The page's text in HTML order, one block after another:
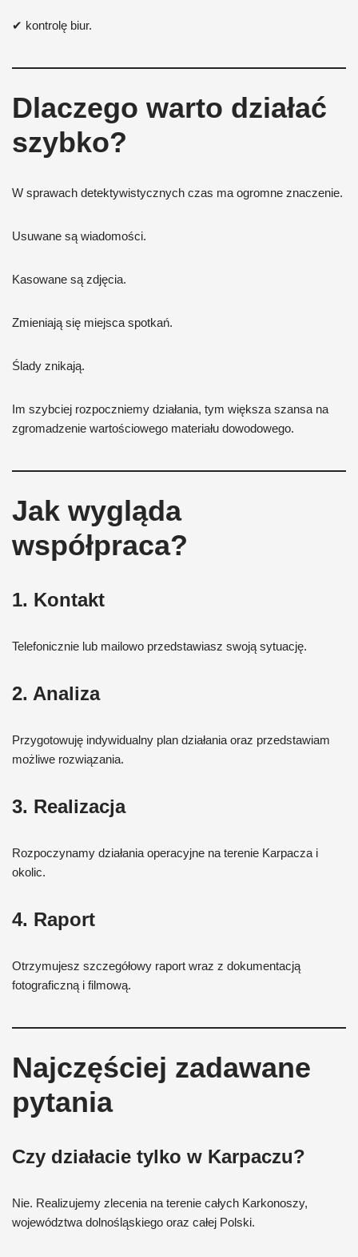
✔ kontrolę biur.
Dlaczego warto działać
szybko?
W sprawach detektywistycznych czas ma ogromne znaczenie.
Usuwane są wiadomości.
Kasowane są zdjęcia.
Zmieniają się miejsca spotkań.
Ślady znikają.
Im szybciej rozpoczniemy działania, tym większa szansa na
zgromadzenie wartościowego materiału dowodowego.
Jak wygląda
współpraca?
1. Kontakt
Telefonicznie lub mailowo przedstawiasz swoją sytuację.
2. Analiza
Przygotowuję indywidualny plan działania oraz przedstawiam
możliwe rozwiązania.
3. Realizacja
Rozpoczynamy działania operacyjne na terenie Karpacza i
okolic.
4. Raport
Otrzymujesz szczegółowy raport wraz z dokumentacją
fotograficzną i filmową.
Najczęściej zadawane
pytania
Czy działacie tylko w Karpaczu?
Nie. Realizujemy zlecenia na terenie całych Karkonoszy,
województwa dolnośląskiego oraz całej Polski.